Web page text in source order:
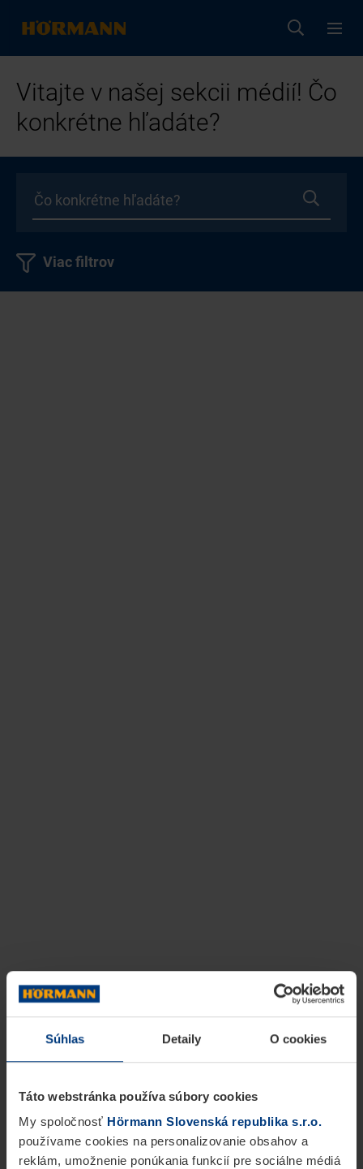
Súhlas Detaily O cookies
Táto webstránka používa súbory cookies
My spoločnosť Hörmann Slovenská republika s.r.o.
používame cookies na personalizovanie obsahov a
reklám, umožnenie ponúkania funkcií pre sociálne médiá
Vitajte v našej sekcii médií! Čo
konkrétne hľadáte?
Viac filtrov